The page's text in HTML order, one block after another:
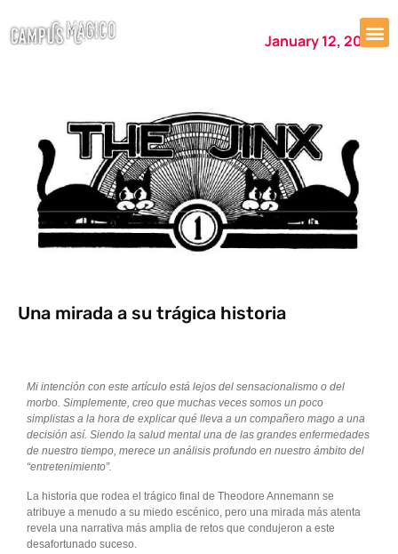
January 12, 2024
Una mirada a su trágica historia
Mi intención con este artículo está lejos del sensacionalismo o del
morbo. Simplemente, creo que muchas veces somos un poco
simplistas a la hora de explicar qué lleva a un compañero mago a una
decisión así. Siendo la salud mental una de las grandes enfermedades
de nuestro tiempo, merece un análisis profundo en nuestro ámbito del
“entretenimiento”.
La historia que rodea el trágico final de Theodore Annemann se
atribuye a menudo a su miedo escénico, pero una mirada más atenta
revela una narrativa más amplia de retos que condujeron a este
desafortunado suceso.